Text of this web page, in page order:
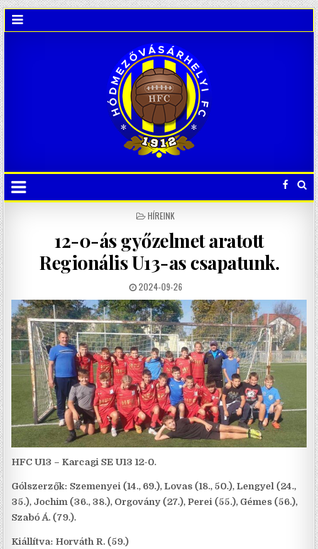
POSTED
HÍREINK
12-0-ás győzelmet aratott
Regionális U13-as csapatunk.
2024-09-26
HFC U13 – Karcagi SE U13 12-0.
Gólszerzők: Szemenyei (14., 69.), Lovas (18., 50.), Lengyel (24.,
35.), Jochim (36., 38.), Orgovány (27.), Perei (55.), Gémes (56.),
Szabó Á. (79.).
Kiállítva: Horváth R. (59.)